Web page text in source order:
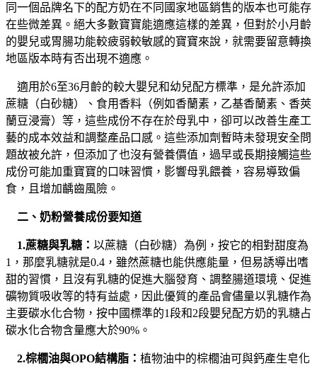
同一個品牌名下的配方奶在不同國家地區銷售的版本也可能存
在些微差異。絕大多數寶寶能適應這樣的差異，但對於小月齡
的嬰兒或胃腸功能較疲弱較敏感的寶寶來說，就需要留意轉換
地區版本時有否出現不適應。
適用於6至36月齡的較大嬰兒和幼兒配方標準，是允許添加
蔗糖（白砂糖）、食用香料（例如香蘭素，乙基香蘭素、香莢
蘭豆浸膏）等，這些成份不存在於母乳中，卻可以改善生產工
藝的成本效益和調整產品口感。這些添加劑暫時未發現安全問
題故被允許，但添加了也沒有營養價值，過早或長期接觸這些
成份可能加重寶寶的口味習慣，影響母乳餵養，容易導致偏
食，且增加齲齒風險。
二、奶粉營養成份要知道
1.蔗糖與乳糖： 以蔗糖（白砂糖）為例，按它的相對甜度為
1，那麼乳糖就是0.4，雖然蔗糖也能供應能量，但易誘導出嗜
甜的習慣，且沒有乳糖的促進大腦發育、調整腸道環境、促進
礦物質吸收等的特有益處，因此優質的產品會儘量以乳糖作為
主要碳水化合物，按中國標準的1段和2段嬰兒配方奶的乳糖占
碳水化合物含量應大於90%。
2.棕櫚油與OPO結構脂： 植物油中的棕櫚油可與鈣產生皂化